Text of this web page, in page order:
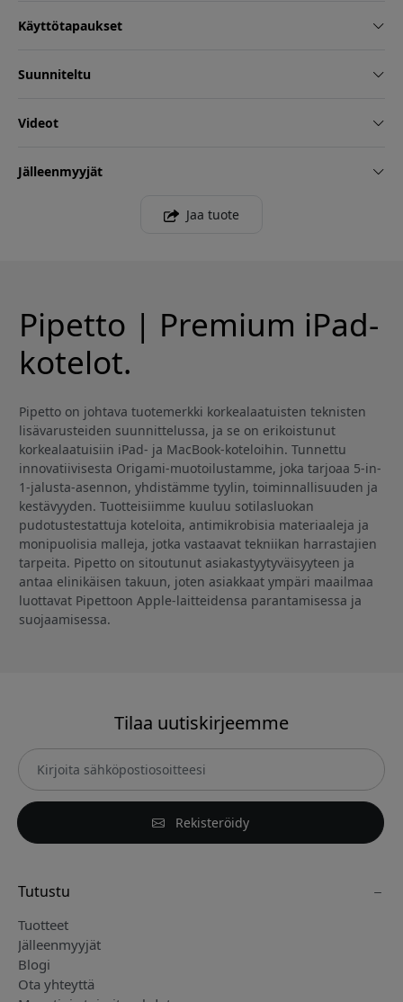
Käyttötapaukset
Suunniteltu
Videot
Jälleenmyyjät
Jaa tuote
Pipetto | Premium iPad-
kotelot.
Pipetto on johtava tuotemerkki korkealaatuisten teknisten
lisävarusteiden suunnittelussa, ja se on erikoistunut
korkealaatuisiin iPad- ja MacBook-koteloihin. Tunnettu
innovatiivisesta Origami-muotoilustamme, joka tarjoaa 5-in-
1-jalusta-asennon, yhdistämme tyylin, toiminnallisuuden ja
kestävyyden. Tuotteisiimme kuuluu sotilasluokan
pudotustestattuja koteloita, antimikrobisia materiaaleja ja
monipuolisia malleja, jotka vastaavat tekniikan harrastajien
tarpeita. Pipetto on sitoutunut asiakastyytyväisyyteen ja
antaa elinikäisen takuun, joten asiakkaat ympäri maailmaa
luottavat Pipettoon Apple-laitteidensa parantamisessa ja
suojaamisessa.
Tilaa uutiskirjeemme
Rekisteröidy
Tutustu
Tuotteet
Jälleenmyyjät
Blogi
Ota yhteyttä